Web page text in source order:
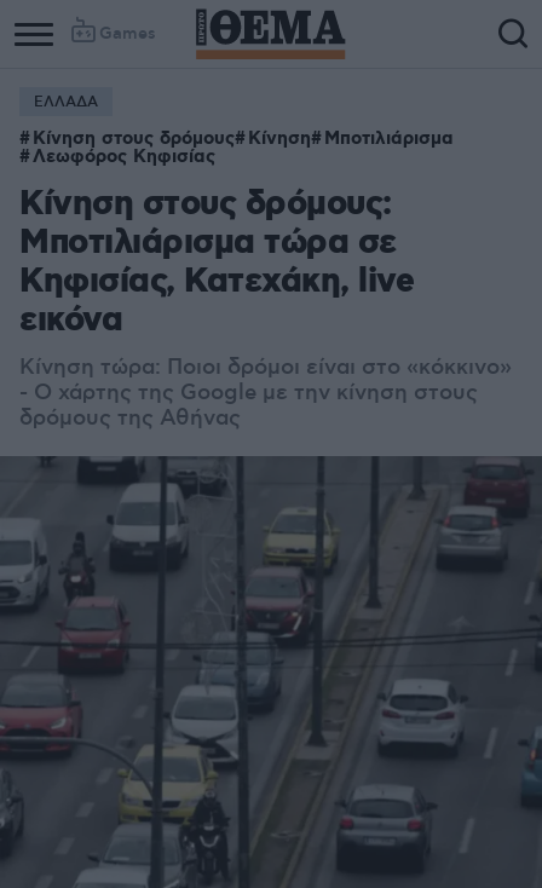
Games
ΕΛΛΑΔΑ
Κίνηση στους δρόμους Κίνηση Μποτιλιάρισμα
Λεωφόρος Κηφισίας
Κίνηση στους δρόμους:
Μποτιλιάρισμα τώρα σε
Κηφισίας, Κατεχάκη, live
εικόνα
Κίνηση τώρα: Ποιοι δρόμοι είναι στο «κόκκινο»
- Ο χάρτης της Google με την κίνηση στους
δρόμους της Αθήνας